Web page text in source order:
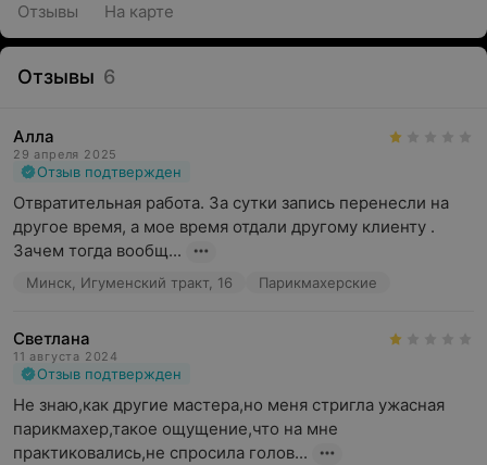
Отзывы На карте
Отзывы 6
Алла
29 апреля 2025
Отзыв подтвержден
Отвратительная работа. За сутки запись перенесли на
другое время, а мое время отдали другому клиенту .
Зачем тогда вообщ...
Минск, Игуменский тракт, 16 Парикмахерские
Светлана
11 августа 2024
Отзыв подтвержден
Не знаю,как другие мастера,но меня стригла ужасная
парикмахер,такое ощущение,что на мне
практиковались,не спросила голов...